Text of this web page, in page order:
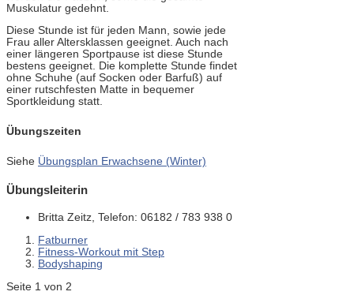
Muskulatur gedehnt.
Diese Stunde ist für jeden Mann, sowie jede
Frau aller Altersklassen geeignet. Auch nach
einer längeren Sportpause ist diese Stunde
bestens geeignet. Die komplette Stunde findet
ohne Schuhe (auf Socken oder Barfuß) auf
einer rutschfesten Matte in bequemer
Sportkleidung statt.
Übungszeiten
Siehe Übungsplan Erwachsene (Winter)
Übungsleiterin
Britta Zeitz, Telefon: 06182 / 783 938 0
Fatburner
Fitness-Workout mit Step
Bodyshaping
Seite 1 von 2